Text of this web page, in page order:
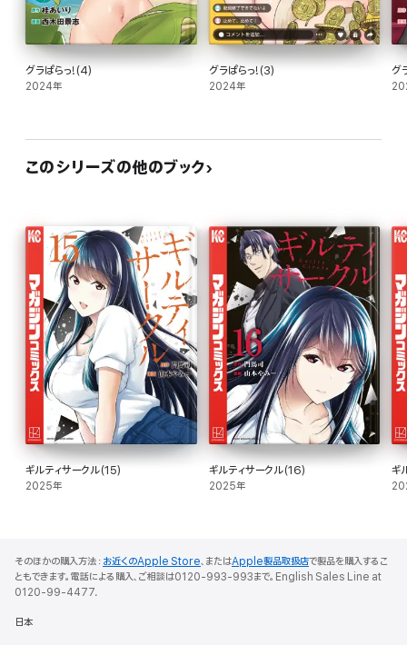
グラぱらっ!(4)
2024年
グラぱらっ!(3)
2024年
グ
このシリーズの他のブック
ギルティサークル(15)
2025年
ギルティサークル(16)
2025年
ギ
そのほかの購入方法： お近くのApple Store、またはApple製品取扱店で製品を購入するこ
ともできます。電話による購入、ご相談は0120-993-993まで。English Sales Line at
0120-99-4477.
日本